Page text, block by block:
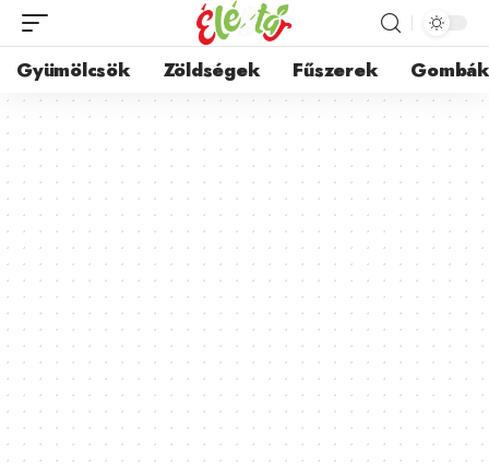
Gyümölcsök Zöldségek Fűszerek Gombák